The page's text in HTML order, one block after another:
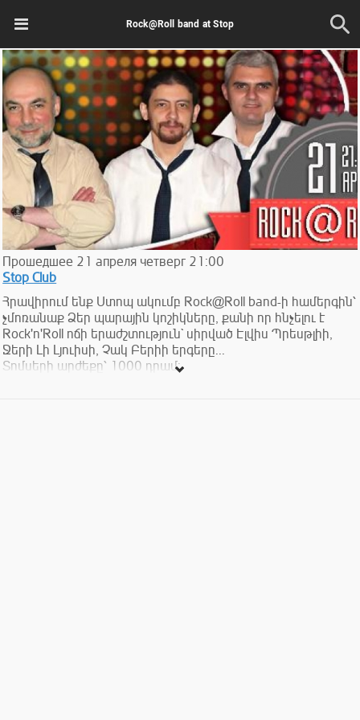
Rock@Roll band at Stop
Прошедшее 21 апреля четверг 21:00
Stop Club
Հրավիրում ենք Ստոպ ակումբ Rock@Roll band-ի համերգին՝
չմոռանաք Ձեր պարային կոշիկները, քանի որ հնչելու է
Rock'n'Roll ոճի երաժշտություն` սիրված Էլվիս Պրեսթլիի,
Ջերի Լի Լյուիսի, Չակ Բերիի երգերը...
Տոմսերի արժեքը՝ 1000 դրամ: